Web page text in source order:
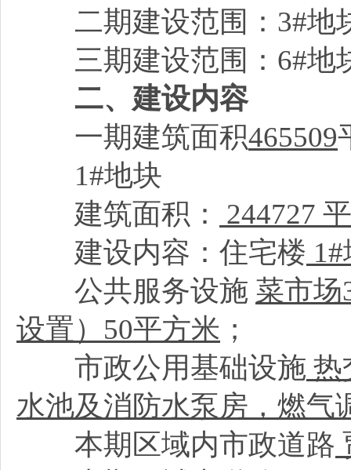
二期建设范围：3#地
三期建设范围：6#地
二、建设内容
一期建筑面积465509
1#地块
建筑面积：
244727
建设内容：住宅楼
公共服务设施 菜市场
设置）50平方米 ；
市政公用基础设施 热
水池及消防水泵房，燃
本期区域内市政道路